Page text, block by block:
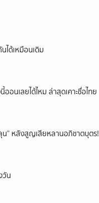
ได้เหมือนเดิม
อนเลยได้ไหม ล่าสุดเคาะชื่อไทย
ลุน” หลังสูญเสียหลานอภิชาตบุตร!
วัน